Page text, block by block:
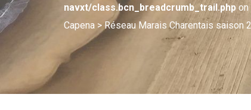
navxt/class.bcn_breadcrumb_trail.php on
Capena > Réseau Marais Charentais saison